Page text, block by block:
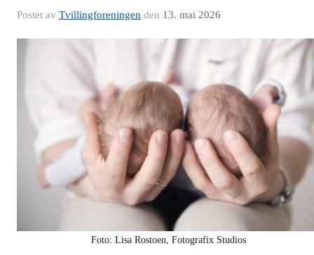
Postet av Tvillingforeningen den 13. mai 2026
Foto: Lisa Rostoen, Fotografix Studios